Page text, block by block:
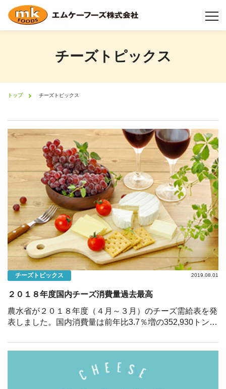
チーズについて
チーズ製造工程
業態から選択
機能性について
形状について
ニュース
お知らせ
チーズトピックス
会社案内
チーズトピックス
トップ チーズトピックス
チーズトピックス 2019.08.01
２０１８年度国内チーズ消費量過去最高
農水省が２０１８年度（４月～３月）のチーズ需給表を発
表しました。国内消費量は前年比3.7％増の352,930トンと
え、 過去最高の消費量を記録しています。 家庭用では、